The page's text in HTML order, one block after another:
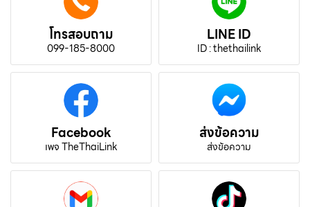
โทรสอบถาม
099-185-8000
LINE ID
ID : thethailink
Facebook
เพจ TheThaiLink
ส่งข้อความ
ส่งข้อความ